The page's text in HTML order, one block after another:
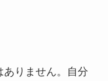
りません。自分